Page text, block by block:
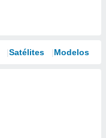
Satélites Modelos